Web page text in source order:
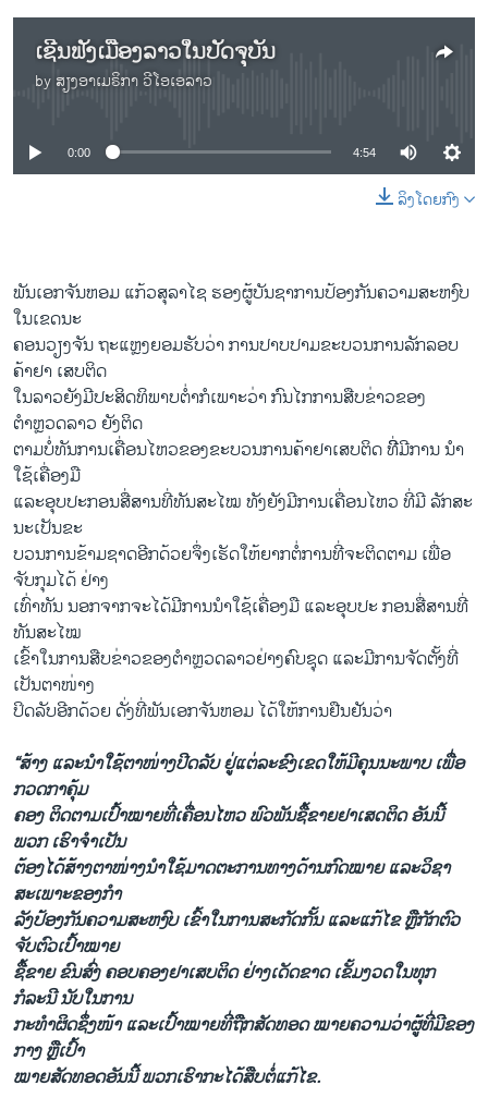
ເຊີນຟັງເມືອງລາວໃນປັດຈຸບັນ
by ສຽງອາເມຣິກາ ວີໂອເອລາວ
No media source currently available
0:00 4:54
ລິງໂດຍກົງ
ພັນເອກຈັນຫອມ ແກ້ວສຸລາໄຊ ຮອງຜູ້ບັນຊາການປ້ອງກັນຄວາມສະຫງົບ
ໃນເຂດນະ
ຄອນວຽງຈັນ ຖະແຫຼງຍອມຮັບວ່າ ການປາບປາມຂະບວນການລັກລອບ
ຄ້າຢາ ເສບຕິດ
ໃນລາວຍັງມີປະສິດທິພາບຕໍ່າກໍເພາະວ່າ ກົນໄກການສືບຂ່າວຂອງ
ຕຳຫຼວດລາວ ຍັງຕິດ
ຕາມບໍ່ທັນການເຄື່ອນໄຫວຂອງຂະບວນການຄ້າຢາເສບຕິດ ທີີ່ມີການ ນໍາ
ໃຊ້ເຄື່ອງມື
ແລະອຸບປະກອນສື່ສານທີ່ທັນສະໄໝ ທັງຍັງມີການເຄື່ອນໄຫວ ທີ່ມີ ລັກສະ
ນະເປັນຂະ
ບວນການຂ້າມຊາດອີກດ້ວຍຈຶ່ງເຮັດໃຫ້ຍາກຕໍ່ການທີ່ຈະຕິດຕາມ ເພື່ອ
ຈັບກຸມໄດ້ ຢ່າງ
ເທົ່າທັນ ນອກຈາກຈະໄດ້ມີການນຳໃຊ້ເຄື່ອງມື ແລະອຸບປະ ກອນສື່ສານທີ່
ທັນສະໄໝ
ເຂົ້າໃນການສືບຂ່າວຂອງຕຳຫຼວດລາວຢ່າງຄົບຊຸດ ແລະມີການຈັດຕັ້ງທີ່
ເປັນຕາໜ່າງ
ປິດລັບອີກດ້ວຍ ດັ່ງທີ່ພັນເອກຈັນຫອມ ໄດ້ໃຫ້ການຢືນຢັນວ່າ
“ສ້າງ ແລະນຳໃຊ້ຕາໜ່າງປີດລັບ ຢູ່ແຕ່ລະຂົງເຂດໃຫ້ມີຄຸນນະພາບ ເພື່ອ
ກວດກາຄຸ້ມ
ຄອງ ຕິດຕາມເປົ້າໝາຍທີ່ເຄື່ອນໄຫວ ພົວພັນຊື້ຂາຍຢາເສດຕິດ ອັນນີ້
ພວກ ເຮົາຈຳເປັນ
ຕ້ອງໄດ້ສ້າງຕາໜ່າງນຳໃຊ້ມາດຕະການທາງດ້ານກົດໝາຍ ແລະວິຊາ
ສະເພາະຂອງກຳ
ລັງປ້ອງກັນຄວາມສະຫງົບ ເຂົ້າໃນການສະກັດກັ້ນ ແລະແກ້ໄຂ ຫຼືກັກຕົວ
ຈັບຕົວເປົ້າໝາຍ
ຊື້ຂາຍ ຂົນສົ່ງ ຄອບຄອງຢາເສບຕິດ ຢ່າງເດັດຂາດ ເຂັ້ມງວດໃນທຸກ
ກໍລະນີ ນັບໃນການ
ກະທຳຜິດຊຶ່ງໜ້າ ແລະເປົ້າໝາຍທີ່ຖືກສັດທອດ ໝາຍຄວາມວ່າຜູ້ທີ່ມີຂອງ
ກາງ ຫຼືເປົ້າ
ໝາຍສັດທອດອັນນີ້ ພວກເຮົາກະໄດ້ສືບຕໍ່ແກ້ໄຂ.